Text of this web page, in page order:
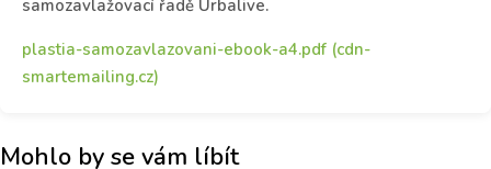
samozavlažovací řadě Urbalive.
plastia-samozavlazovani-ebook-a4.pdf (cdn-
smartemailing.cz)
Mohlo by se vám líbít